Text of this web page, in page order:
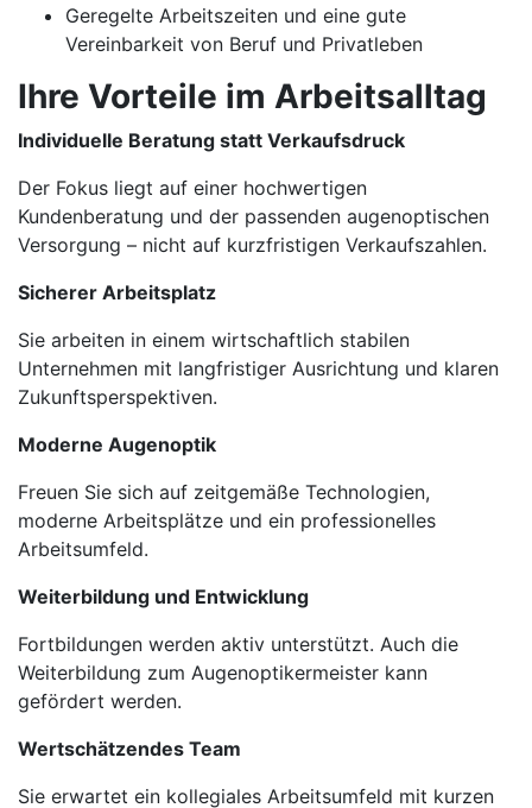
Geregelte Arbeitszeiten und eine gute
Vereinbarkeit von Beruf und Privatleben
Ihre Vorteile im Arbeitsalltag
Individuelle Beratung statt Verkaufsdruck
Der Fokus liegt auf einer hochwertigen
Kundenberatung und der passenden augenoptischen
Versorgung – nicht auf kurzfristigen Verkaufszahlen.
Sicherer Arbeitsplatz
Sie arbeiten in einem wirtschaftlich stabilen
Unternehmen mit langfristiger Ausrichtung und klaren
Zukunftsperspektiven.
Moderne Augenoptik
Freuen Sie sich auf zeitgemäße Technologien,
moderne Arbeitsplätze und ein professionelles
Arbeitsumfeld.
Weiterbildung und Entwicklung
Fortbildungen werden aktiv unterstützt. Auch die
Weiterbildung zum Augenoptikermeister kann
gefördert werden.
Wertschätzendes Team
Sie erwartet ein kollegiales Arbeitsumfeld mit kurzen